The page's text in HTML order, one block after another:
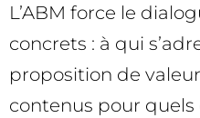
L’ABM force le
concrets : à qui
proposition de
contenus pour